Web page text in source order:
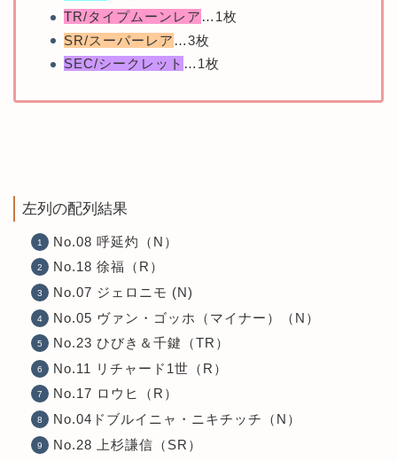
TR/タイプムーンレア …1枚
SR/スーパーレア …3枚
SEC/シークレット …1枚
左列の配列結果
No.08 呼延灼（N）
No.18 徐福（R）
No.07 ジェロニモ (N)
No.05 ヴァン・ゴッホ（マイナー）（N）
No.23 ひびき＆千鍵（TR）
No.11 リチャード1世（R）
No.17 ロウヒ（R）
No.04ドブルイニャ・ニキチッチ（N）
No.28 上杉謙信（SR）